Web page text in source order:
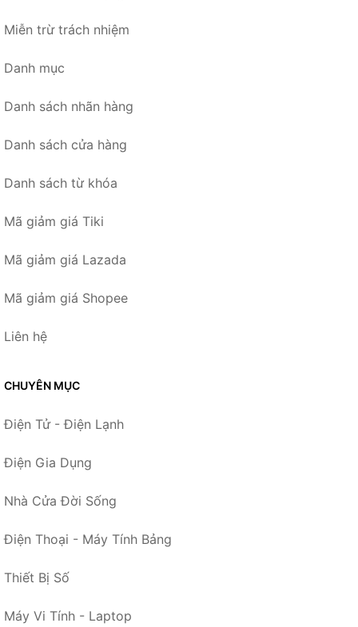
Miễn trừ trách nhiệm
Danh mục
Danh sách nhãn hàng
Danh sách cửa hàng
Danh sách từ khóa
Mã giảm giá Tiki
Mã giảm giá Lazada
Mã giảm giá Shopee
Liên hệ
CHUYÊN MỤC
Điện Tử - Điện Lạnh
Điện Gia Dụng
Nhà Cửa Đời Sống
Điện Thoại - Máy Tính Bảng
Thiết Bị Số
Máy Vi Tính - Laptop